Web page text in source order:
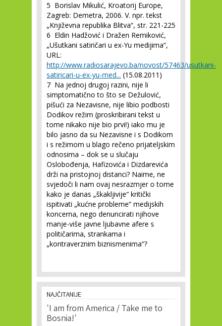
5 Borislav Mikulić, Kroatorij Europe,
Zagreb: Demetra, 2006. V. npr. tekst
„Književna republika Blitva“, str. 221-225
6 Eldin Hadžović i Dražen Remiković,
„Ušutkani satiričari u ex-Yu medijima“,
URL:
http://www.radiosarajevo.ba/novost/57463/usutkani-
satiricari-u-ex-yu-med... (15.08.2011)
7 Na jednoj drugoj razini, nije li
simptomatično to što se Dežulović,
pišući za Nezavisne, nije libio podbosti
Dodikov režim (proskribirani tekst u
tome nikako nije bio prvi!) iako mu je
bilo jasno da su Nezavisne i s Dodikom
i s režimom u blago rečeno prijateljskim
odnosima – dok se u slučaju
Oslobođenja, Hafizovića i Dizdarevića
drži na pristojnoj distanci? Naime, ne
svjedoči li nam ovaj nesrazmjer o tome
kako je danas „škakljivije“ kritički
ispitivati „kućne probleme“ medijskih
koncerna, nego denuncirati njihove
manje-više javne ljubavne afere s
političarima, strankama i
„kontraverznim biznismenima“?
NAJČITANIJE
'I am from America / Take me to
Bosnia!'